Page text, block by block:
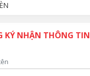
KÝ NHẬN THÔNG TIN